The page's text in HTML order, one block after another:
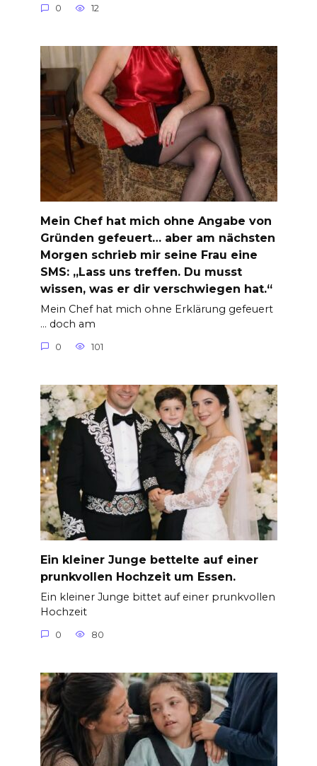
0 12
Mein Chef hat mich ohne Angabe von
Gründen gefeuert… aber am nächsten
Morgen schrieb mir seine Frau eine
SMS: „Lass uns treffen. Du musst
wissen, was er dir verschwiegen hat.“
Mein Chef hat mich ohne Erklärung gefeuert
… doch am
0 101
Ein kleiner Junge bettelte auf einer
prunkvollen Hochzeit um Essen.
Ein kleiner Junge bittet auf einer prunkvollen
Hochzeit
0 80